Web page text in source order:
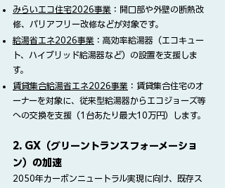
みらいエコ住宅2026事業 ：開口部や外壁の断熱改
修、バリアフリー改修などが対象です。
給湯省エネ2026事業 ：高効率給湯器（エコキュー
ト、ハイブリッド給湯器など）の設置を支援しま
す。
賃貸集合給湯省エネ2026事業 ：賃貸集合住宅のオ
ーナーを対象に、従来型給湯器からエコジョーズ等
への交換を支援 （1台あたり最大10万円）します。
2. GX（グリーントランスフォーメーショ
ン）の加速
2050年カーボンニュートラル実現に向け、既存ス